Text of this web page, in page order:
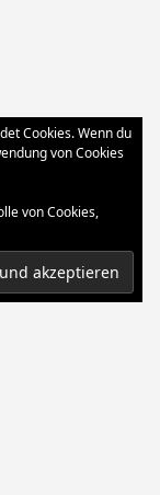
Cookies. Wenn du
von Cookies
von Cookies,